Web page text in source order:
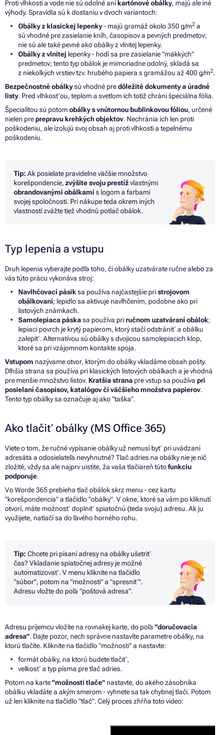
Proti vlhkostia vode nie sú odolné ani kartónové obálky, majú ale iné
výhody. Spravidla sú kdostaniu vdvoch variantoch:
Obálkyz klasickej lepenky- majú gramáž okolo 350 g/m2 a
sú vhodné pre zasielanie kníh, časopisova pevných predmetov;
nie sú ale také pevné ako obálkyzvlnitej lepenky.
Obálkyzvlnitej lepenky - hodísa pre zasielanie "mäkkých"
predmetov; tento typ obálok je mimoriadne odolný, skladá sa
z niekoľkých vrstiev tzv. hrubého papiera sgramážou až400 g/m2.
Bezpečnostné obálkysú vhodné predôležité dokumentyaúradné
listy. Pred vlhkosťou, teploma svetlom ich totiž chráni špeciálna fólia.
Špecialitou sú potomobálkysvnútornou bublinkovou fóliou, určené
nielen preprepravu krehkých objektov. Nechránia ich len proti
poškodeniu, ale izolujú svoj obsah aj proti vlhkostia tepelnému
poškodeniu.
Tip: Ak posielate pravidelne väčšie množstvo
korešpondencie, zvýšite svoju prestížvlastnými
obrandovanými obálkami s logom a farbami
svojej spoločnosti. Pri nákupe teda okrem iných
vlastností zvážte tiež vhodnú potlač obálok.
Typ lepenia a vstupu
Druh lepenia vyberajte podľa toho, či obálky uzatvárate ručne aleboza
vás túto prácu vykonáva stroj:
Navlhčovací pásiksa používa najčastejšie pristrojovom
obálkovaní; lepidlosa aktivuje navlhčením, podobne ako pri
listových známkach.
Samolepiaca páskasa používa priručnom uzatváraní obálok;
lepiaci povrch je krytý papierom, ktorý stačí odstrániť a obálku
zalepiť. Alternatívou sú obálkysdvojicou samolepiacich klop,
ktorésa pri vzájomnom kontakte spoja.
Vstupom nazývame otvor, ktorýmdoobálky vkladáme obsah pošty.
Dlhšia strana sa používa pri klasických listových obálkach a je vhodná
pre menšie množstvo listov. Kratšia strana pre vstupsa používa pri
posielaní časopisov, katalógovči väčšieho množstva papierov.
Tento typ obálkysa označuje aj ako "taška".
Ako tlačiť obálky (MS Office 365)
Viete o tom, že ručné vypísanie obálky už nemusí byť pri uvádzaní
adresáta a odosielateľa nevyhnutné? Tlač adries na obálky nie je nič
zložité, vždy sa ale najprv uistite, ža vaša tlačiareň tútofunkciu
podporuje.
Vo Worde 365 prebieha tlač obálok skrz menu - cez kartu
"korešpondencia"a tlačidlo "obálky". Vokne, ktorésa vám po kliknutí
otvorí, máte možnosť doplniť spiatočnú (teda svoju) adresu. Ak ju
využijete, natlačísa do ľavého horného rohu.
Tip: Chcete pri písaní adresy na obálky ušetriť
čas? Vkladanie spiatočnej adresy je možné
automatizovať. V menu kliknite na tlačidlo
"súbor", potom na "možnosti"a "spresniť".
Adresu vložtedo poľa "poštová adresa".
Adresu príjemcu vložíte na rovnakej karte, do poľa "doručovacia
adresa". Dajte pozor, nech správne nastavíte parametre obálky, na
ktorú tlačíte. Kliknite na tlačidlo "možnosti"a nastavte:
formát obálky, na ktorú budete tlačiť,
veľkosť a typ písma pre tlač adries.
Potom na karte"možnosti tlače" nastavte, doakého zásobníka
obálku vkladátea akým smerom - vyhnetesa tak chybnej tlači. Potom
už len kliknite na tlačidlo "tlač". Celý proces zhŕňa toto video: